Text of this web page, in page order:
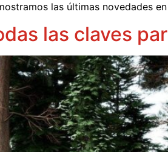
las últimas novedades
las claves